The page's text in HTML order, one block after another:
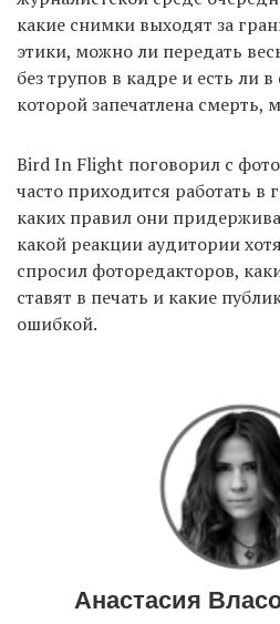
какие снимки выходят за
этики, можно ли передать
без трупов в кадре и есть ли
которой запечатлена смерть,
Bird In Flight поговорил с
часто приходится работать в
каких правил они
какой реакции аудитории
спросил фоторедакторов,
ставят в печать и какие
ошибкой.
Анастасия